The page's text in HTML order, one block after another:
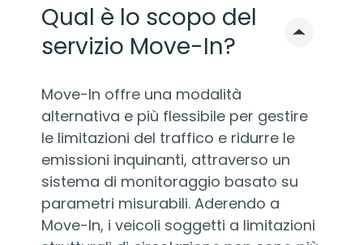
Qual è lo scopo del
servizio Move-In?
Move-In offre una modalità
alternativa e più flessibile per gestire
le limitazioni del traffico e ridurre le
emissioni inquinanti, attraverso un
sistema di monitoraggio basato su
parametri misurabili. Aderendo a
Move-In, i veicoli soggetti a limitazioni